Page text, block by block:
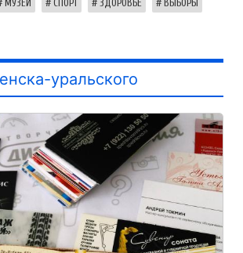
МУЗЕЙ СПОРТ ЗДОРОВЬЕ ВЫБОРЫ
уральского